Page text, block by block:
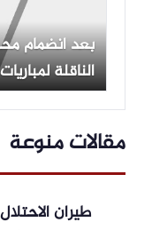
بعد انضمام
الناقلة
التركي
مقالات منوعة
طيران